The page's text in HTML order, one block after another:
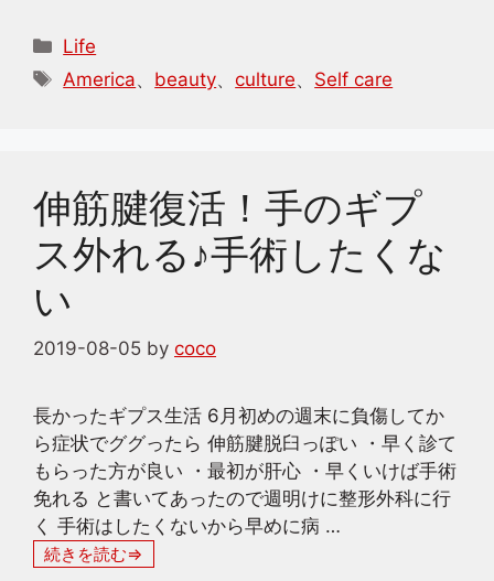
カ
テ
Life
タ
America、 beauty、culture、 Self care
伸筋腱復活！手のギプ
ス外れる♪手術したくな
い
2019-08-05 by coco
長かったギプス生活 6月初めの週末に負傷してか
ら症状でググったら 伸筋腱脱臼っぽい ・早く診て
もらった方が良い ・最初が肝心 ・早くいけば手術
免れる と書いてあったので週明けに整形外科に行
く 手術はしたくないから早めに病 …
続きを読む